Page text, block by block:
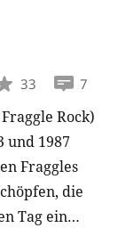
33 7
Rock)
und 1987
Fraggles
die
Tag ein